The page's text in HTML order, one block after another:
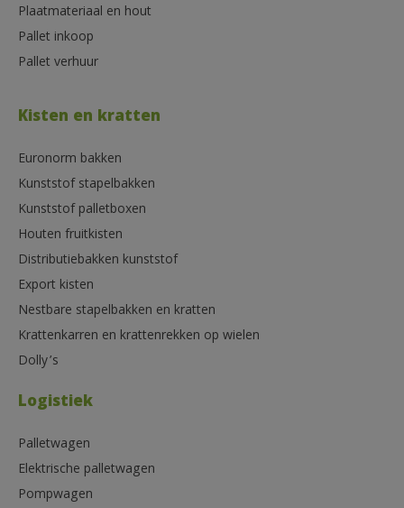
Plaatmateriaal en hout
Pallet inkoop
Pallet verhuur
Kisten en kratten
Euronorm bakken
Kunststof stapelbakken
Kunststof palletboxen
Houten fruitkisten
Distributiebakken kunststof
Export kisten
Nestbare stapelbakken en kratten
Krattenkarren en krattenrekken op wielen
Dolly’s
Logistiek
Palletwagen
Elektrische palletwagen
Pompwagen